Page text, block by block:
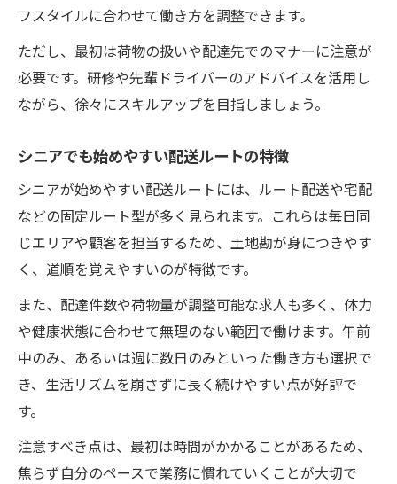
健康と収入を両立できる軽貨物配送の魅力
フスタイルに合わせて働き方を調整できます。
ただし、最初は荷物の扱いや配達先でのマナーに注意が
必要です。研修や先輩ドライバーのアドバイスを活用し
ながら、徐々にスキルアップを目指しましょう。
シニアでも始めやすい配送ルートの特徴
シニアが始めやすい配送ルートには、ルート配送や宅配
などの固定ルート型が多く見られます。これらは毎日同
じエリアや顧客を担当するため、土地勘が身につきやす
く、道順を覚えやすいのが特徴です。
また、配達件数や荷物量が調整可能な求人も多く、体力
や健康状態に合わせて無理のない範囲で働けます。午前
中のみ、あるいは週に数日のみといった働き方も選択で
き、生活リズムを崩さずに長く続けやすい点が好評で
す。
注意すべき点は、最初は時間がかかることがあるため、
焦らず自分のペースで業務に慣れていくことが大切で